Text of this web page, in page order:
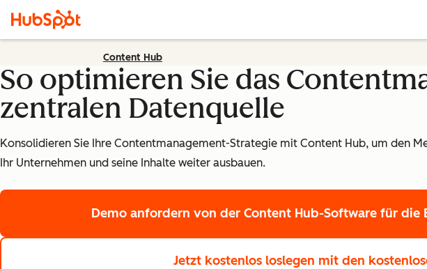
Content Hub
So optimieren Sie das
zentralen Datenquelle
Konsolidieren Sie Ihre Contentmanagement-Strategie mit Content Hub, um den
Ihr Unternehmen und seine Inhalte weiter ausbauen.
Demo anfordern von der Content Hub-Software für
Jetzt kostenlos loslegen mit den